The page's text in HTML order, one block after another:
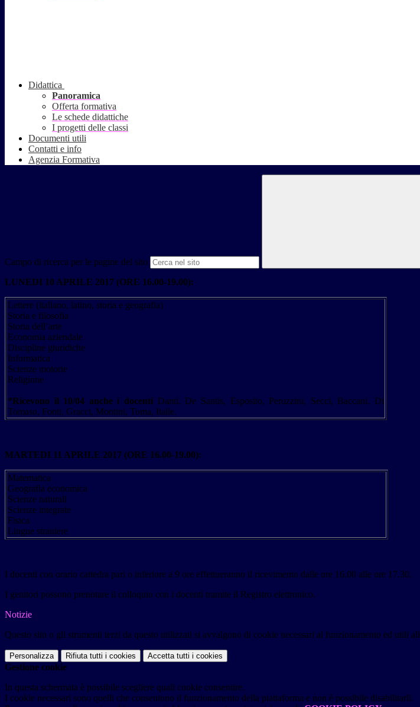
Didattica
Panoramica
Offerta formativa
Le schede didattiche
I progetti delle classi
Documenti utili
Contatti e info
Agenzia Formativa
Campo di ricerca per le pagine del sito
LUNEDI 10 APRILE 2017 (ORE 16.00-19.00):
Lettere (italiano, latino, storia e geografia)
Storia e filosofia
Storia dell’arte
Economia aziendale
Discipline giuridiche
Informatica
Scienze motorie
Religione
*Ricevono il 10/04 anche i docenti Danti, De Santis, Esposito, Peruzzini, Secci, Baccani, Di
Tomaso, Fonti, Gracci, Montini, Toma, Italie.
MARTEDI 11 APRILE 2017 (ORE 16.00-19.00):
Matematica
Geografia economica
Scienze naturali
Scienze integrate
Fisica
Lingue straniere
I docenti con orario cattedra pari o inferiore a 9 ore effettueranno il ricevimento dalle ore 16.00 alle ore 17.30.
I genitori possono prenotare il colloquio con i docenti tramite il Registro elettronico.
Notizie
Questo sito o gli strumenti terzi da questo utilizzati si avvalgono di cookie necessari al funzionamento ed utili
Personalizza Rifiuta tutti i cookies Accetta tutti i cookies
Gestione cookie
In questa schermata è possibile scegliere quali cookie consentire.
I cookie necessari sono quelli che consentono il funzionamento della piattaforma e non è possibile disabilitarli.